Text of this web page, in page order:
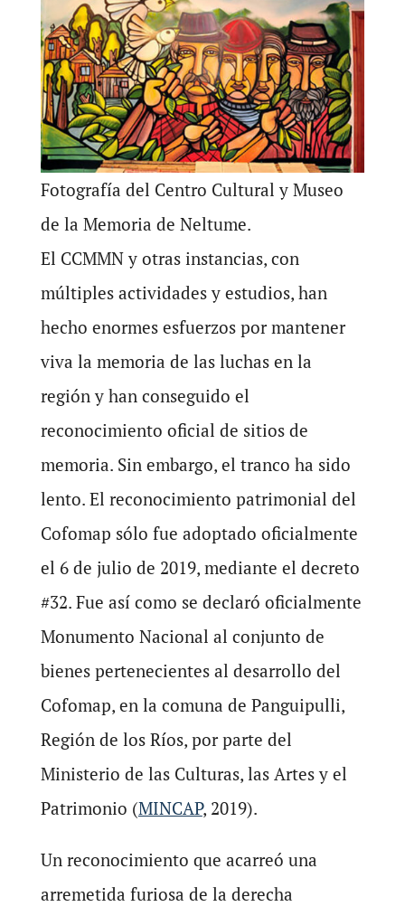
Fotografía del Centro Cultural y Museo
de la Memoria de Neltume.
El CCMMN y otras instancias, con
múltiples actividades y estudios, han
hecho enormes esfuerzos por mantener
viva la memoria de las luchas en la
región y han conseguido el
reconocimiento oficial de sitios de
memoria. Sin embargo, el tranco ha sido
lento. El reconocimiento patrimonial del
Cofomap sólo fue adoptado oficialmente
el 6 de julio de 2019, mediante el decreto
#32. Fue así como se declaró oficialmente
Monumento Nacional al conjunto de
bienes pertenecientes al desarrollo del
Cofomap, en la comuna de Panguipulli,
Región de los Ríos, por parte del
Ministerio de las Culturas, las Artes y el
Patrimonio (MINCAP, 2019).
Un reconocimiento que acarreó una
arremetida furiosa de la derecha